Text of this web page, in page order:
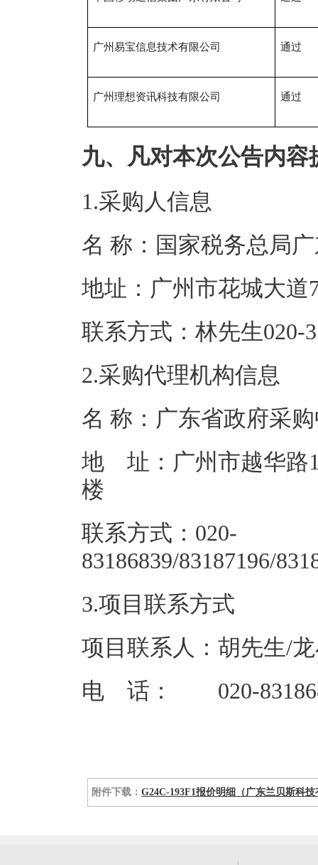
广州易宝信息技术有限公司 通过
广州理想资讯科技有限公司 通过
九、凡对本次公告内
1.采购人信息
名 称：国家税务
地址：广州市
联系方式：林先
2.采购代理机构信息
名 称：广
地 址：广州市越华路
联系方式：020-
83186839/
3.项目联系方式
项目联系人：胡先生/
电 话： 020-
附件下载： G24C-193F1报价明细（广东兰贝斯科